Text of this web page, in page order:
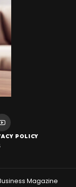
POLICY
Magazine